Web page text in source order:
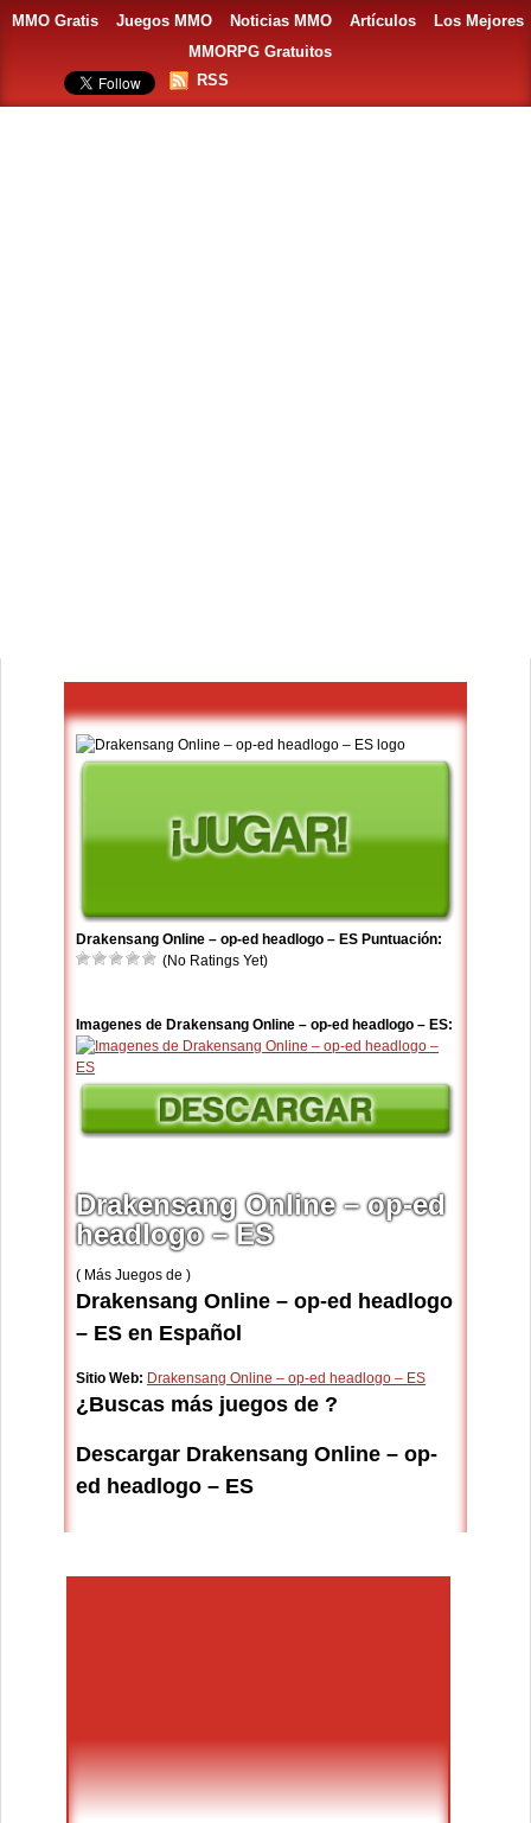
MMO Gratis Juegos MMO Noticias MMO Artículos
Los Mejores
MMORPG Gratuitos
RSS
Drakensang Online – op-ed headlogo – ES Puntuación:
(No Ratings Yet)
Imagenes de Drakensang Online – op-ed headlogo – ES:
Drakensang Online – op-ed
headlogo – ES
( Más Juegos de )
Drakensang Online – op-ed headlogo
– ES en Español
Sitio Web: Drakensang Online – op-ed headlogo – ES
¿Buscas más juegos de ?
Descargar Drakensang Online – op-
ed headlogo – ES